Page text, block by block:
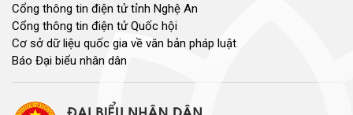
Cổng thông tin điện tử tỉnh Nghệ An
Cổng thông tin điện tử Quốc hội
Cơ sở dữ liệu quốc gia về văn bản pháp luật
Báo Đại biểu nhân dân